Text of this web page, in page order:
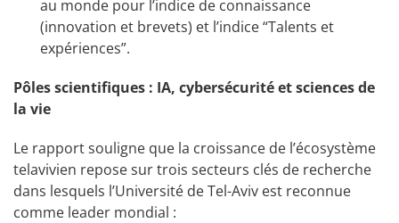
au monde pour l’indice de connaissance
(innovation et brevets) et l’indice “Talents et
expériences”.
Pôles scientifiques : IA, cybersécurité et sciences de
la vie
Le rapport souligne que la croissance de l’écosystème
telavivien repose sur trois secteurs clés de recherche
dans lesquels l’Université de Tel-Aviv est reconnue
comme leader mondial :